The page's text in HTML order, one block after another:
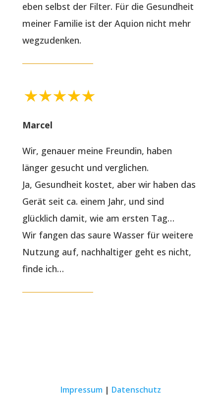
eben selbst der Filter. Für die Gesundheit
meiner Familie ist der Aquion nicht mehr
wegzudenken.
Marcel
Wir, genauer meine Freundin, haben
länger gesucht und verglichen.
Ja, Gesundheit kostet, aber wir haben das
Gerät seit ca. einem Jahr, und sind
glücklich damit, wie am ersten Tag…
Wir fangen das saure Wasser für weitere
Nutzung auf, nachhaltiger geht es nicht,
finde ich…
Impressum | Datenschutz